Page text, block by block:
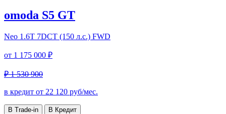
omoda S5 GT
Neo 1.6T 7DCT (150 л.с.) FWD
от 1 175 000 ₽
₽ 1 530 900
в кредит от 22 120 руб/мес.
В Trade-in В Кредит